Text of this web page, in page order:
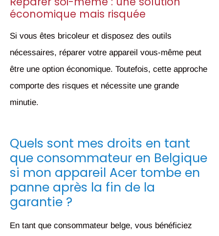
économique mais risquée
Si vous êtes bricoleur et disposez des outils
nécessaires, réparer votre appareil vous-même peut
être une option économique. Toutefois, cette approche
comporte des risques et nécessite une grande
minutie.
Quels sont mes droits en tant
que consommateur en Belgique
si mon appareil Acer tombe en
panne après la fin de la
garantie ?
En tant que consommateur belge, vous bénéficiez